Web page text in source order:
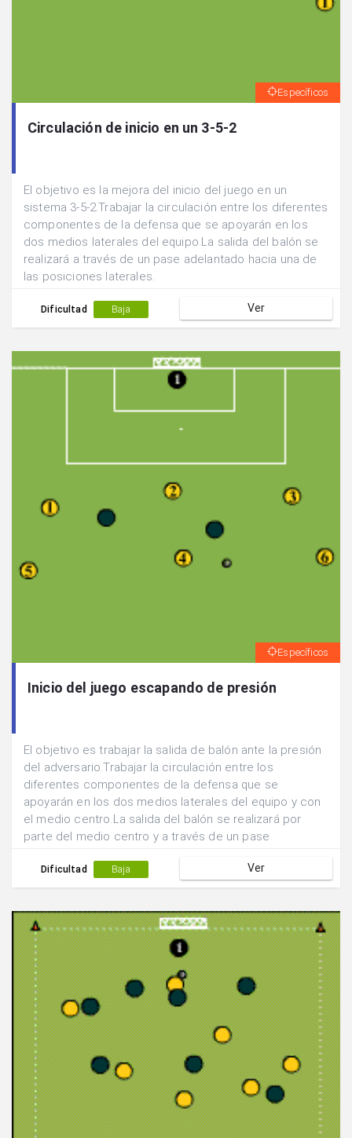
Específicos
Circulación de inicio en un 3-5-2
El objetivo es la mejora del inicio del juego en un
sistema 3-5-2.Trabajar la circulación entre los diferentes
componentes de la defensa que se apoyarán en los
dos medios laterales del equipo.La salida del balón se
realizará a través de un pase adelantado hacia una de
las posiciones laterales.
Dificultad Baja Ver
Específicos
Inicio del juego escapando de presión
El objetivo es trabajar la salida de balón ante la presión
del adversario.Trabajar la circulación entre los
diferentes componentes de la defensa que se
apoyarán en los dos medios laterales del equipo y con
el medio centro.La salida del balón se realizará por
parte del medio centro y a través de un pase
Dificultad Baja Ver